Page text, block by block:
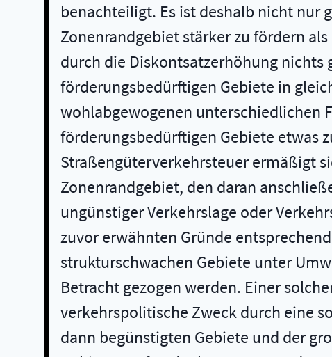
benachteiligt. Es ist deshalb nicht nur
Zonenrandgebiet stärker zu fördern
durch die Diskontsatzerhöhung nichts
förderungsbedürftigen Gebiete in
wohlabgewogenen unterschiedlichen
förderungsbedürftigen Gebiete etwas
Straßengüterverkehrsteuer ermäßigt
Zonenrandgebiet, den daran
ungünstiger Verkehrslage oder
zuvor erwähnten Gründe
strukturschwachen Gebiete unter
Betracht gezogen werden. Einer
verkehrspolitische Zweck durch eine
dann begünstigten Gebiete und der